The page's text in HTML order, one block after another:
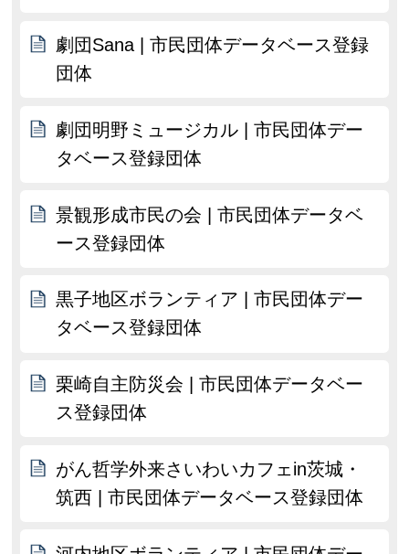
劇団Sana | 市民団体データベース登録
団体
劇団明野ミュージカル | 市民団体デー
タベース登録団体
景観形成市民の会 | 市民団体データベ
ース登録団体
黒子地区ボランティア | 市民団体デー
タベース登録団体
栗崎自主防災会 | 市民団体データベー
ス登録団体
がん哲学外来さいわいカフェin茨城・
筑西 | 市民団体データベース登録団体